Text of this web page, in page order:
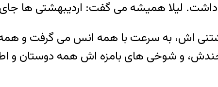
اش، به سرعت با همه انس می گرفت و
و شوخی های بامزه اش همه دوستان و